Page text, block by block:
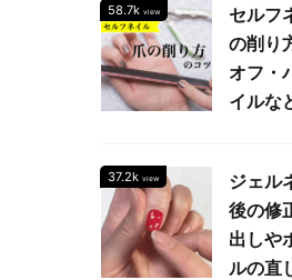
58.7k view
セルフ
の削り
オフ・
イルな
37.2k view
ジェル
後の修
出しや
ルの直